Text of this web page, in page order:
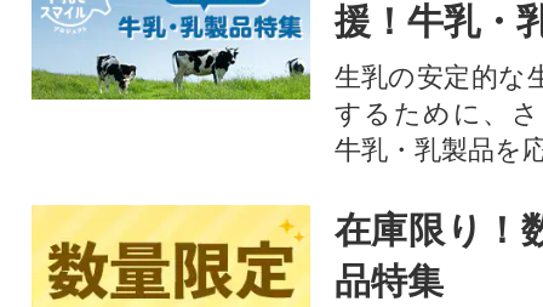
援！牛乳・
生乳の安定的な
するために、
牛乳・乳製品を
在庫限り！
品特集